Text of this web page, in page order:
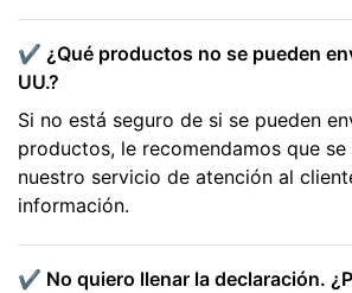
✔️ ¿Qué productos no se pueden
UU.?
Si no está seguro de si se pueden
productos, le recomendamos que
nuestro servicio de atención al
información.
✔️ No quiero llenar la declaración.